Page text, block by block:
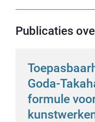
Publicaties
Goda-
formule